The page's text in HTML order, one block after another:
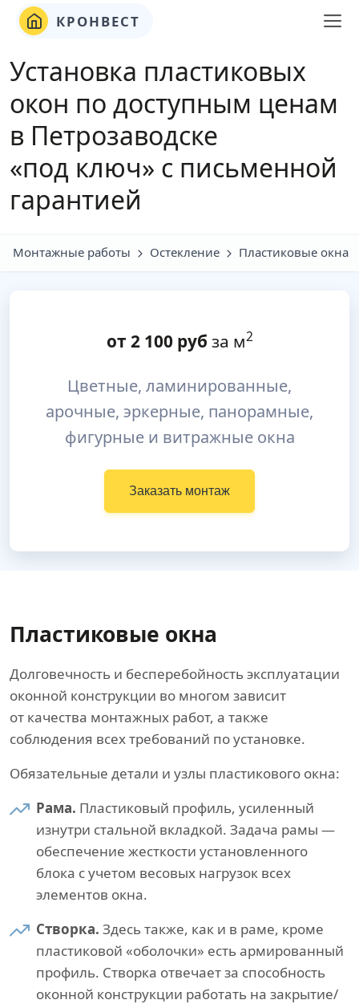
КРОНВЕСТ
Установка пластиковых
окон по доступным ценам
в Петрозаводске
«под ключ» с письменной
гарантией
Монтажные работы Остекление Пластиковые окна
от 2 100руб за м2
Цветные, ламинированные,
арочные, эркерные, панорамные,
фигурные и витражные окна
Заказать монтаж
Пластиковые окна
Долговечность и бесперебойность эксплуатации
оконной конструкции во многом зависит
от качества монтажных работ, а также
соблюдения всех требований по установке.
Обязательные детали и узлы пластикового окна:
Рама. Пластиковый профиль, усиленный
изнутри стальной вкладкой. Задача рамы —
обеспечение жесткости установленного
блока с учетом весовых нагрузок всех
элементов окна.
Створка. Здесь также, как и в раме, кроме
пластиковой «оболочки» есть армированный
профиль. Створка отвечает за способность
оконной конструкции работать на закрытие/